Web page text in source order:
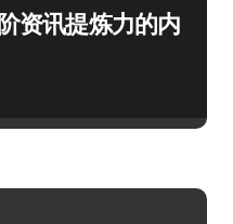
资讯提炼力的内